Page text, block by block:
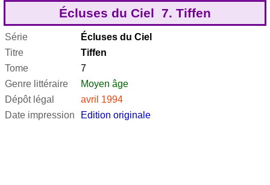
Écluses du Ciel 7. Tiffen
Série
Écluses du Ciel
Titre
Tiffen
Tome
7
Genre littéraire
Moyen âge
Dépôt légal
avril 1994
Date impression
Edition originale